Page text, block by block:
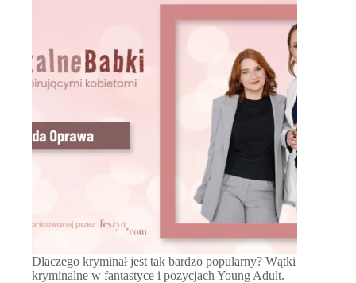
Dlaczego kryminał jest tak bardzo popularny? Wątki
kryminalne w fantastyce i pozycjach Young Adult.